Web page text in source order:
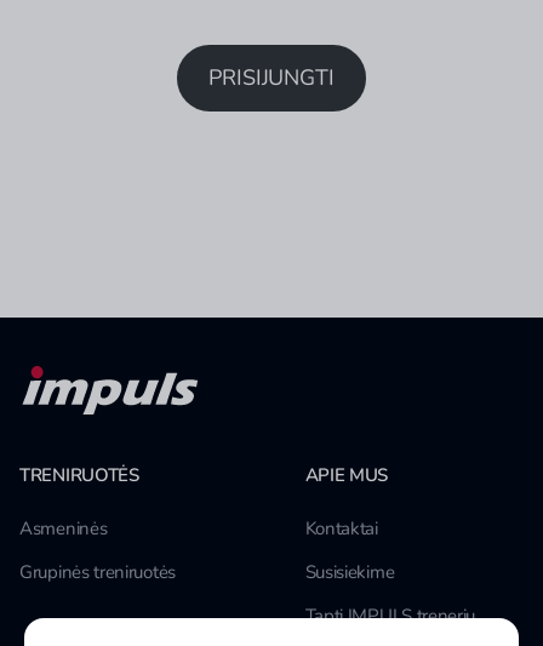
PRISIJUNGTI
TRENIRUOTĖS
Asmeninės
Grupinės treniruotės
APIE MUS
Kontaktai
Susisiekime
Tapti IMPULS treneriu